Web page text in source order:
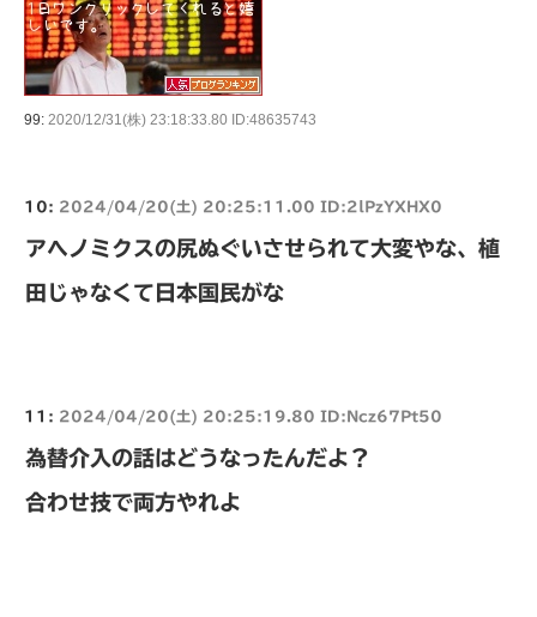
99: 2020/12/31(株) 23:18:33.80 ID:48635743
10: 2024/04/20(土) 20:25:11.00 ID:2lPzYXHX0
アヘノミクスの尻ぬぐいさせられて大変やな、植
田じゃなくて日本国民がな
11: 2024/04/20(土) 20:25:19.80 ID:Ncz67Pt50
為替介入の話はどうなったんだよ？
合わせ技で両方やれよ